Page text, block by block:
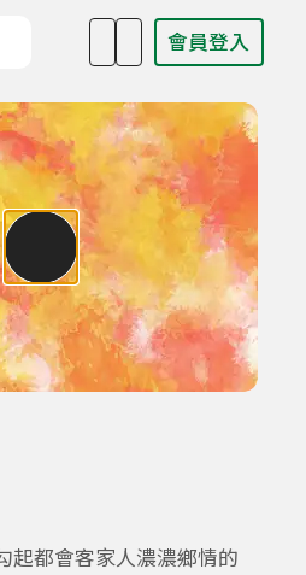
會員登入
起都會客家人濃濃鄉情的